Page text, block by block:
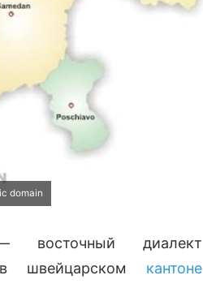
domain
диалект
в швейцарском кантоне